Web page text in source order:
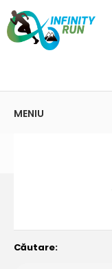
MENIU
Căutare: